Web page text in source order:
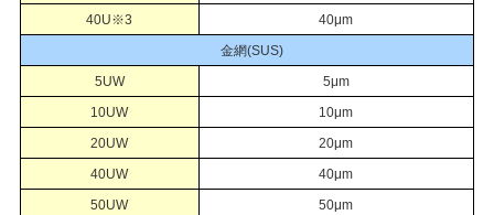
40U※3
40μm
金網(SUS)
5UW
5μm
10UW
10μm
20UW
20μm
40UW
40μm
50UW
50μm